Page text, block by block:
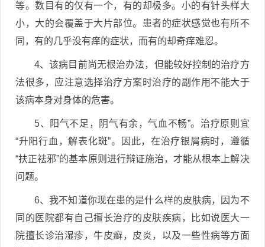
等。数目有的仅有一个，有的却极多。小的有针头样大
小，大的会覆盖于大片部位。患者的症状感觉也有所不
同，有的几乎没有痒的症状，而有的却奇痒难忍。
4、该病目前尚无根治办法，但能较好控制的治疗方
法很多，应注意选择治疗方案时治疗的副作用不能大于
该病本身对身体的危害。
5、阳气不足，阴气有余，气血不畅”。治疗原则宜
“升阳行血，解表化斑”。因此，在治疗银屑病时，遵循
“扶正祛邪”的基本原则进行辩证施治，才能从根本上解决
问题。
6、我不知道你现在患的是什么样的皮肤病，因为不
同的医院都有自己擅长治疗的皮肤疾病，比如说医大一
院擅长诊治湿疹，牛皮癣，皮炎，以及一些性病等方面